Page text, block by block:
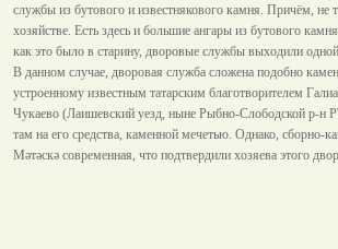
службы из бутового и известнякового камня. Причём, не
хозяйстве. Есть здесь и большие ангары из бутового
как это было в старину, дворовые службы выходили
В данном случае, дворовая служба сложена подобно
устроенному известным татарским благотворителем
Чукаево (Лаишевский уезд, ныне Рыбно-Слободской р-н
там на его средства, каменной мечетью. Однако, сборно-
Мәтәскә современная, что подтвердили хозяева этого